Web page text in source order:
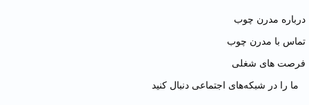
درباره مدرن چوب
تماس با مدرن چوب
فرصت های شغلی
ما را در شبکه‌های اجتماعی دنبال کنید